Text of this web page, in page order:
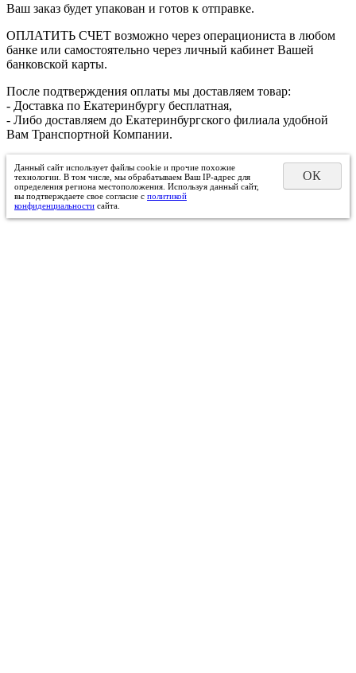
Ваш заказ будет упакован и готов к отправке.
ОПЛАТИТЬ СЧЕТ возможно через операциониста в любом
банке или самостоятельно через личный кабинет Вашей
банковской карты.
После подтверждения оплаты мы доставляем товар:
- Доставка по Екатеринбургу бесплатная,
- Либо доставляем до Екатеринбургского филиала удобной
Вам Транспортной Компании.
Данный сайт использует файлы cookie и прочие похожие
технологии. В том числе, мы обрабатываем Ваш IP-адрес для
определения региона местоположения. Используя данный сайт,
вы подтверждаете свое согласие с политикой
конфиденциальности сайта.
ОК